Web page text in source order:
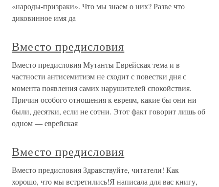
«народы-призраки». Что мы знаем о них? Разве что
диковинное имя да
Вместо предисловия
Вместо предисловия Мутанты Еврейская тема и в
частности антисемитизм не сходит с повестки дня с
момента появления самих нарушителей спокойствия.
Причин особого отношения к евреям, какие бы они ни
были, десятки, если не сотни. Этот факт говорит лишь об
одном — еврейская
Вместо предисловия
Вместо предисловия Здравствуйте, читатели! Как
хорошо, что мы встретились!Я написала для вас книгу,